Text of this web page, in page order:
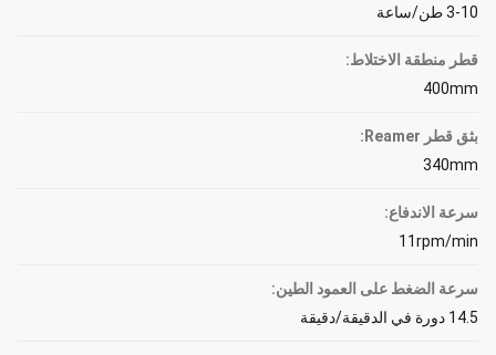
3-10 طن/ساعة
قطر منطقة الاختلاط:
400mm
بثق قطر Reamer:
340mm
سرعة الاندفاع:
11rpm/min
سرعة الضغط على العمود الطين:
14.5 دورة في الدقيقة/دقيقة